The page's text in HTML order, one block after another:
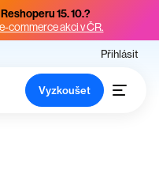
15. 10.?
commerce akci v ČR.
Přihlásit
Vyzkoušet